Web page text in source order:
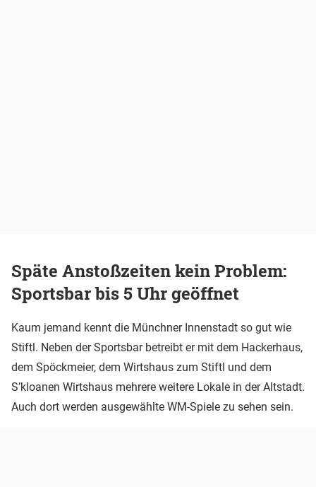
Späte Anstoßzeiten kein Problem:
Sportsbar bis 5 Uhr geöffnet
Kaum jemand kennt die Münchner Innenstadt so gut wie
Stiftl. Neben der Sportsbar betreibt er mit dem Hackerhaus,
dem Spöckmeier, dem Wirtshaus zum Stiftl und dem
S’kloanen Wirtshaus mehrere weitere Lokale in der Altstadt.
Auch dort werden ausgewählte WM-Spiele zu sehen sein.